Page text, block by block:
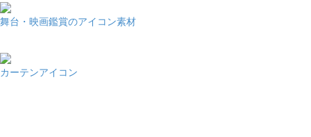
舞台・映画鑑賞のアイコン素材
カーテンアイコン